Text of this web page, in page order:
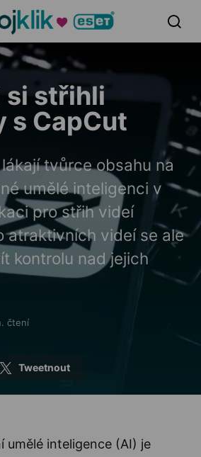
si střihli
s CapCut
tvůrce obsahu na
umělé inteligenci v
pro střih videí
atraktivních videí se ale
kontrolu nad jejich
čtení
Tweetnout
umělé inteligence (AI) je